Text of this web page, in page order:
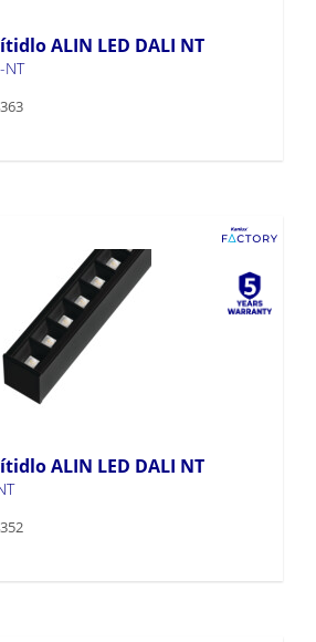
ALIN LED DALI NT
NT
ALIN LED DALI NT